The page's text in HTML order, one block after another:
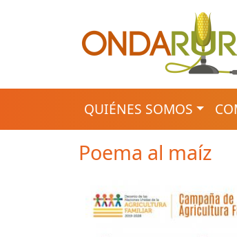
NAVEGACIÓN
QUIÉNES SOMOS
Poema al maíz